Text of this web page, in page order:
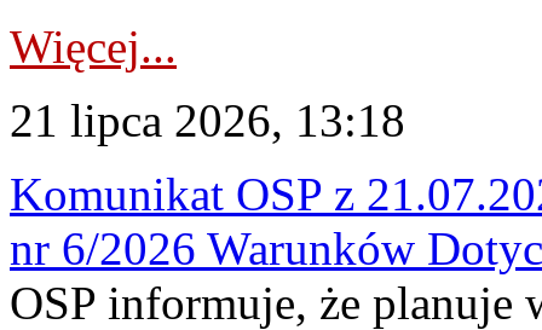
Więcej...
21 lipca 2026, 13:18
Komunikat OSP z
nr 6/2026 Warunków
OSP informuje, że planuje